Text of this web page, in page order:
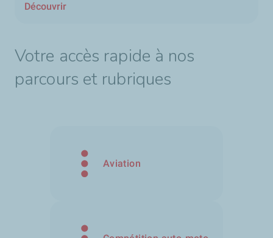
Découvrir
Votre accès rapide à nos
parcours et rubriques
Aviation